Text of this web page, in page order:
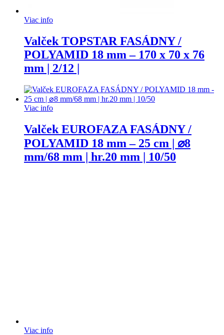
Viac info
Valček TOPSTAR FASÁDNY /
POLYAMID 18 mm – 170 x 70 x 76
mm | 2/12 |
Viac info
Valček EUROFAZA FASÁDNY /
POLYAMID 18 mm – 25 cm | ⌀8
mm/68 mm | hr.20 mm | 10/50
Viac info